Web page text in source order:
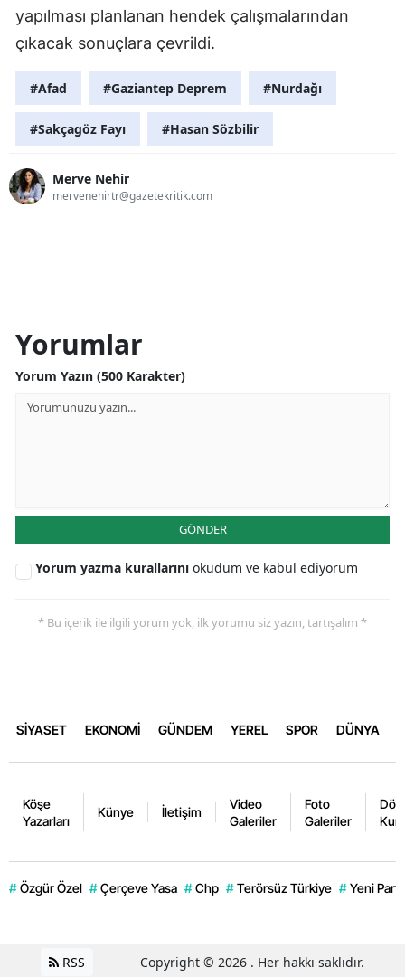
yapılması planlanan hendek çalışmalarından
çıkacak sonuçlara çevrildi.
#Afad #Gaziantep Deprem #Nurdağı
#Sakçagöz Fayı #Hasan Sözbilir
Merve Nehir
mervenehirtr@gazetekritik.com
Yorumlar
Yorum Yazın (500 Karakter)
GÖNDER
Yorum yazma kurallarını okudum ve kabul ediyorum
* Bu içerik ile ilgili yorum yok, ilk yorumu siz yazın, tartışalım *
SİYASET EKONOMİ GÜNDEM YEREL SPOR DÜNYA
Köşe
Yazarları
Künye İletişim
Video
Galeriler
Foto
Galeriler
# Özgür Özel # Çerçeve Yasa # Chp # Terörsüz Türkiye # Yeni Parti
RSS Copyright © 2026 . Her hakkı saklıdır.